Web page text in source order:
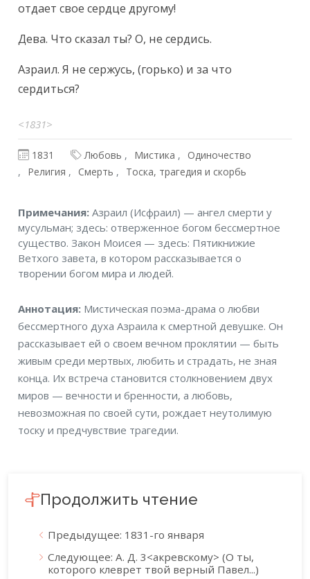
отдает свое сердце другому!
Дева. Что сказал ты? О, не сердись.
Азраил. Я не сержусь, (горько) и за что
сердиться?
<1831>
1831 Любовь Мистика
Одиночество
Религия
Смерть Тоска, трагедия и скорбь
Примечания
Примечания:Азраил (Исфраил) — ангел смерти у
мусульман; здесь: отверженное богом бессмертное
существо. Закон Моисея — здесь: Пятикнижие
Ветхого завета, в котором рассказывается о
творении богом мира и людей.
Аннотация
Аннотация: Мистическая поэма-драма о любви
бессмертного духа Азраила к смертной девушке. Он
рассказывает ей о своем вечном проклятии — быть
живым среди мертвых, любить и страдать, не зная
конца. Их встреча становится столкновением двух
миров — вечности и бренности, а любовь,
невозможная по своей сути, рождает неутолимую
тоску и предчувствие трагедии.
Продолжить чтение
Предыдущее: 1831-го января
Следующее: А. Д. 3<акревскому> (О ты,
которого клеврет твой верный Павел...)